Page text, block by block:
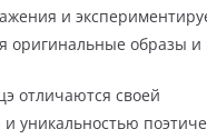
и
оригинальные образы
отличаются своей
уникальностью